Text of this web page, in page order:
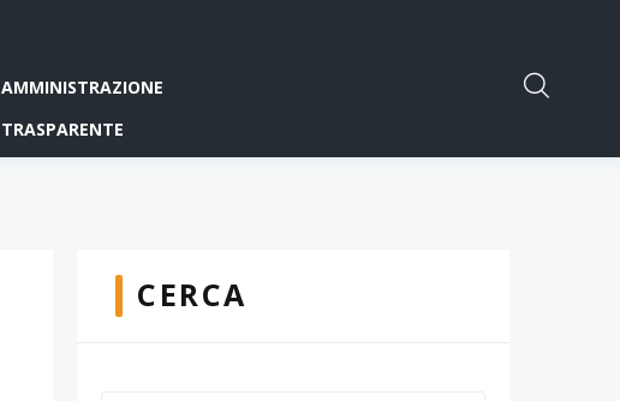
AMMINISTRAZIONE
TRASPARENTE
CERCA